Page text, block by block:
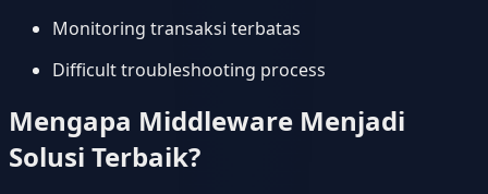
Monitoring transaksi terbatas
Difficult troubleshooting process
Mengapa Middleware Menjadi
Solusi Terbaik?